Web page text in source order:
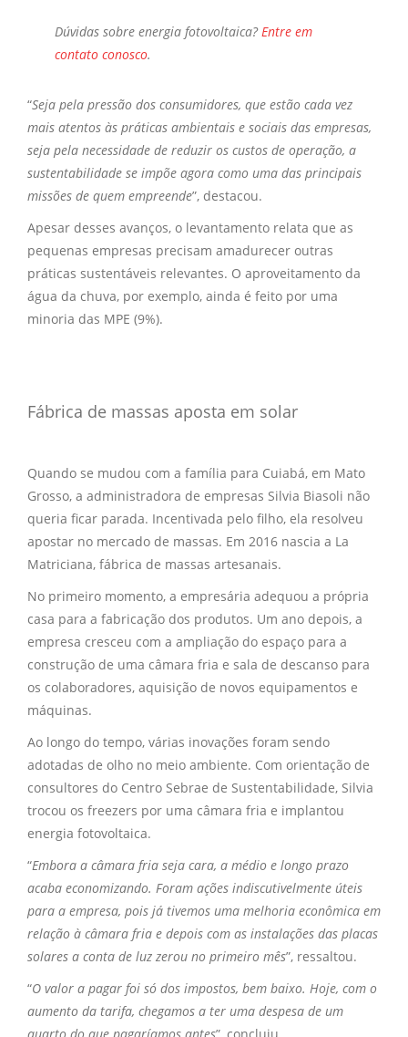
Dúvidas sobre energia fotovoltaica? Entre em
contato conosco.
“Seja pela pressão dos consumidores, que estão cada vez
mais atentos às práticas ambientais e sociais das empresas,
seja pela necessidade de reduzir os custos de operação, a
sustentabilidade se impõe agora como uma das principais
missões de quem empreende”, destacou.
Apesar desses avanços, o levantamento relata que as
pequenas empresas precisam amadurecer outras
práticas sustentáveis relevantes. O aproveitamento da
água da chuva, por exemplo, ainda é feito por uma
minoria das MPE (9%).
Fábrica de massas aposta em solar
Quando se mudou com a família para Cuiabá, em Mato
Grosso, a administradora de empresas Silvia Biasoli não
queria ficar parada. Incentivada pelo filho, ela resolveu
apostar no mercado de massas. Em 2016 nascia a La
Matriciana, fábrica de massas artesanais.
No primeiro momento, a empresária adequou a própria
casa para a fabricação dos produtos. Um ano depois, a
empresa cresceu com a ampliação do espaço para a
construção de uma câmara fria e sala de descanso para
os colaboradores, aquisição de novos equipamentos e
máquinas.
Ao longo do tempo, várias inovações foram sendo
adotadas de olho no meio ambiente. Com orientação de
consultores do Centro Sebrae de Sustentabilidade, Silvia
trocou os freezers por uma câmara fria e implantou
energia fotovoltaica.
“Embora a câmara fria seja cara, a médio e longo prazo
acaba economizando. Foram ações indiscutivelmente úteis
para a empresa, pois já tivemos uma melhoria econômica em
relação à câmara fria e depois com as instalações das placas
solares a conta de luz zerou no primeiro mês”, ressaltou.
“O valor a pagar foi só dos impostos, bem baixo. Hoje, com o
aumento da tarifa, chegamos a ter uma despesa de um
quarto do que pagaríamos antes”, concluiu.